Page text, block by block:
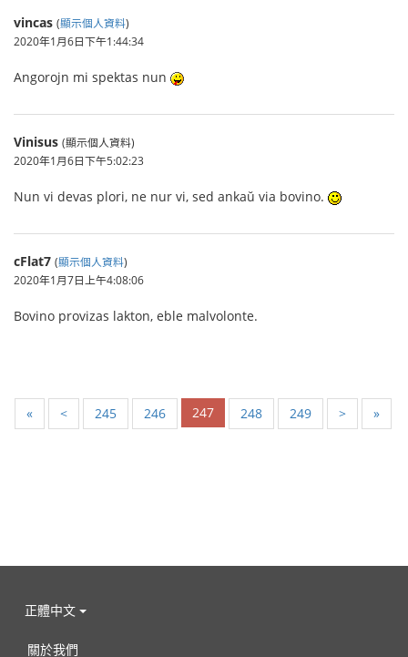
vincas (顯示個人資料)
2020年1月6日下午1:44:34
Angorojn mi spektas nun
Vinisus (顯示個人資料)
2020年1月6日下午5:02:23
Nun vi devas plori, ne nur vi, sed ankaŭ via bovino.
cFlat7 (顯示個人資料)
2020年1月7日上午4:08:06
Bovino provizas lakton, eble malvolonte.
« < 245 246 247 248 249 > »
正體中文
關於我們